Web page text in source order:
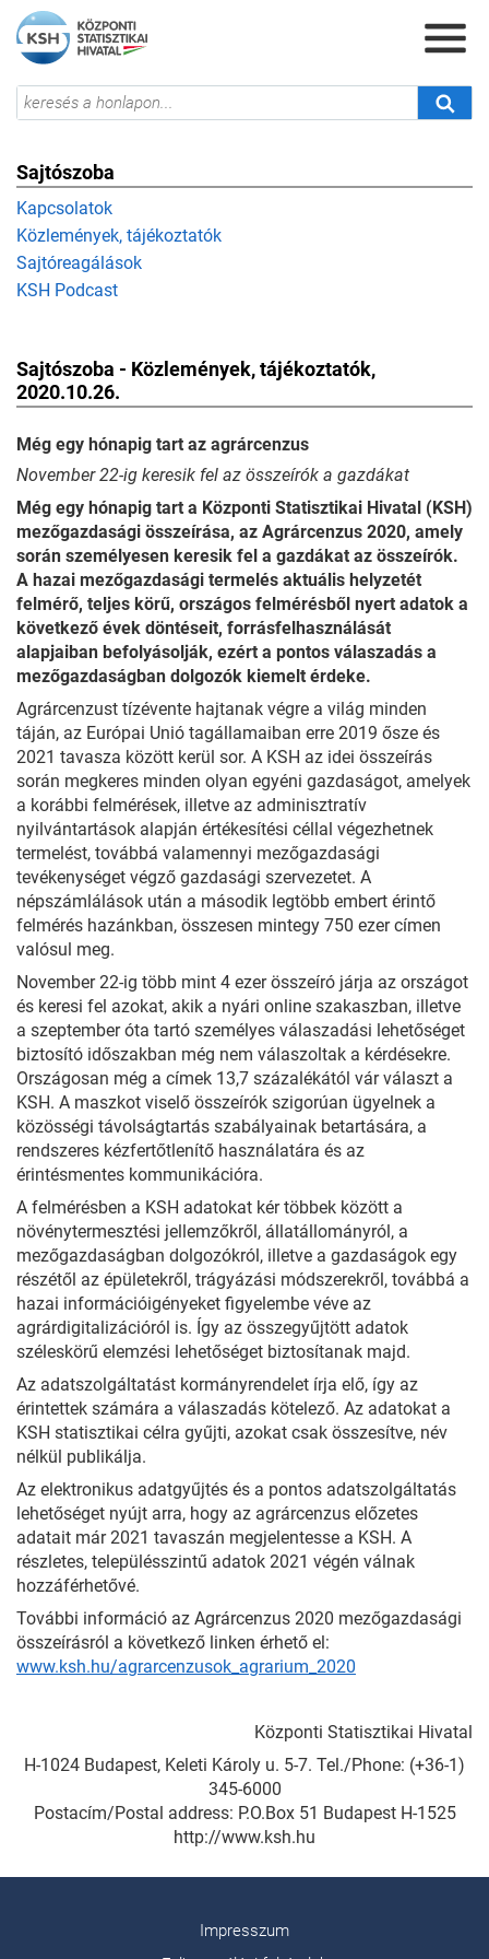
Sajtószoba
Kapcsolatok
Közlemények, tájékoztatók
Sajtóreagálások
KSH Podcast
Sajtószoba - Közlemények, tájékoztatók,
2020.10.26.
Még egy hónapig tart az agrárcenzus
November 22-ig keresik fel az összeírók a gazdákat
Még egy hónapig tart a Központi Statisztikai Hivatal (KSH)
mezőgazdasági összeírása, az Agrárcenzus 2020, amely
során személyesen keresik fel a gazdákat az összeírók.
A hazai mezőgazdasági termelés aktuális helyzetét
felmérő, teljes körű, országos felmérésből nyert adatok a
következő évek döntéseit, forrásfelhasználását
alapjaiban befolyásolják, ezért a pontos válaszadás a
mezőgazdaságban dolgozók kiemelt érdeke.
Agrárcenzust tízévente hajtanak végre a világ minden
táján, az Európai Unió tagállamaiban erre 2019 ősze és
2021 tavasza között kerül sor. A KSH az idei összeírás
során megkeres minden olyan egyéni gazdaságot, amelyek
a korábbi felmérések, illetve az adminisztratív
nyilvántartások alapján értékesítési céllal végezhetnek
termelést, továbbá valamennyi mezőgazdasági
tevékenységet végző gazdasági szervezetet. A
népszámlálások után a második legtöbb embert érintő
felmérés hazánkban, összesen mintegy 750 ezer címen
valósul meg.
November 22-ig több mint 4 ezer összeíró járja az országot
és keresi fel azokat, akik a nyári online szakaszban, illetve
a szeptember óta tartó személyes válaszadási lehetőséget
biztosító időszakban még nem válaszoltak a kérdésekre.
Országosan még a címek 13,7 százalékától vár választ a
KSH. A maszkot viselő összeírók szigorúan ügyelnek a
közösségi távolságtartás szabályainak betartására, a
rendszeres kézfertőtlenítő használatára és az
érintésmentes kommunikációra.
A felmérésben a KSH adatokat kér többek között a
növénytermesztési jellemzőkről, állatállományról, a
mezőgazdaságban dolgozókról, illetve a gazdaságok egy
részétől az épületekről, trágyázási módszerekről, továbbá a
hazai információigényeket figyelembe véve az
agrárdigitalizációról is. Így az összegyűjtött adatok
széleskörű elemzési lehetőséget biztosítanak majd.
Az adatszolgáltatást kormányrendelet írja elő, így az
érintettek számára a válaszadás kötelező. Az adatokat a
KSH statisztikai célra gyűjti, azokat csak összesítve, név
nélkül publikálja.
Az elektronikus adatgyűjtés és a pontos adatszolgáltatás
lehetőséget nyújt arra, hogy az agrárcenzus előzetes
adatait már 2021 tavaszán megjelentesse a KSH. A
részletes, településszintű adatok 2021 végén válnak
hozzáférhetővé.
További információ az Agrárcenzus 2020 mezőgazdasági
összeírásról a következő linken érhető el:
www.ksh.hu/agrarcenzusok_agrarium_2020
Központi Statisztikai Hivatal
H-1024 Budapest, Keleti Károly u. 5-7. Tel./Phone: (+36-1)
345-6000
Postacím/Postal address: P.O.Box 51 Budapest H-1525
http://www.ksh.hu
Impresszum